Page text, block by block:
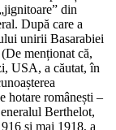
din
După care a
unirii Basarabiei
menționat că,
USA, a căutat, în
hotare românești –
Berthelot,
și mai 1918, a